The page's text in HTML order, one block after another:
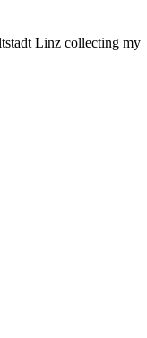
Linz collecting my